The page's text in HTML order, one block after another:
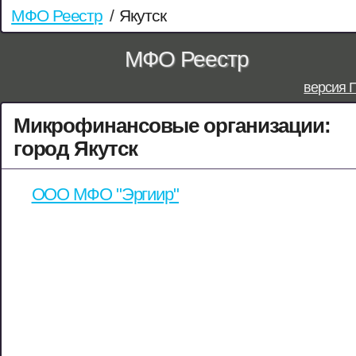
МФО Реестр / Якутск
МФО Реестр
версия
Микрофинансовые организации:
город Якутск
ООО МФО "Эргиир"